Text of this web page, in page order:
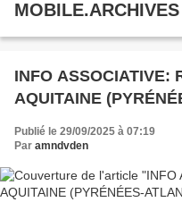
MOBILE.ARCHIVES
INFO ASSOCIATIVE:
AQUITAINE
Publié le 29/09/2025 à 07:19
Par amndvden